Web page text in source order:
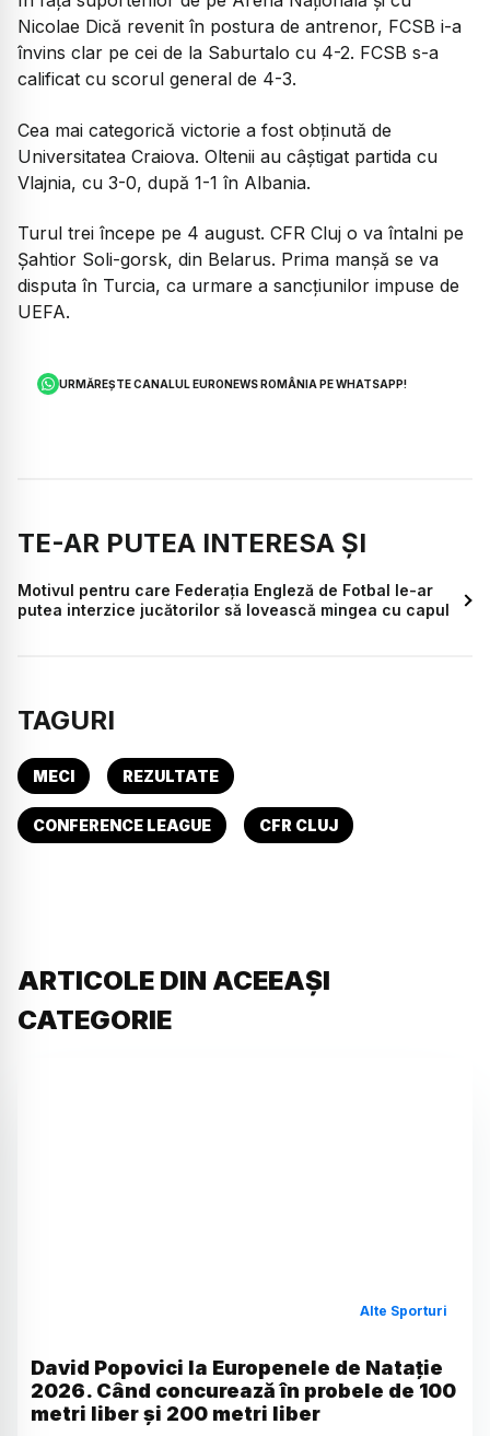
Nicolae Dică revenit în postura de antrenor, FCSB i-a
învins clar pe cei de la Saburtalo cu 4-2. FCSB s-a
calificat cu scorul general de 4-3.
Cea mai categorică victorie a fost obținută de
Universitatea Craiova. Oltenii au câștigat partida cu
Vlajnia, cu 3-0, după 1-1 în Albania.
Turul trei începe pe 4 august. CFR Cluj o va întalni pe
Șahtior Soli-gorsk, din Belarus. Prima manșă se va
disputa în Turcia, ca urmare a sancțiunilor impuse de
UEFA.
URMĂREȘTE CANALUL EURONEWS ROMÂNIA PE WHATSAPP!
TE-AR PUTEA INTERESA ȘI
Motivul pentru care Federația Engleză de Fotbal le-ar
putea interzice jucătorilor să lovească mingea cu capul
TAGURI
MECI REZULTATE
CONFERENCE LEAGUE CFR CLUJ
ARTICOLE DIN ACEEAȘI
CATEGORIE
Alte Sporturi
David Popovici la Europenele de Natație
2026. Când concurează în probele de 100
metri liber și 200 metri liber